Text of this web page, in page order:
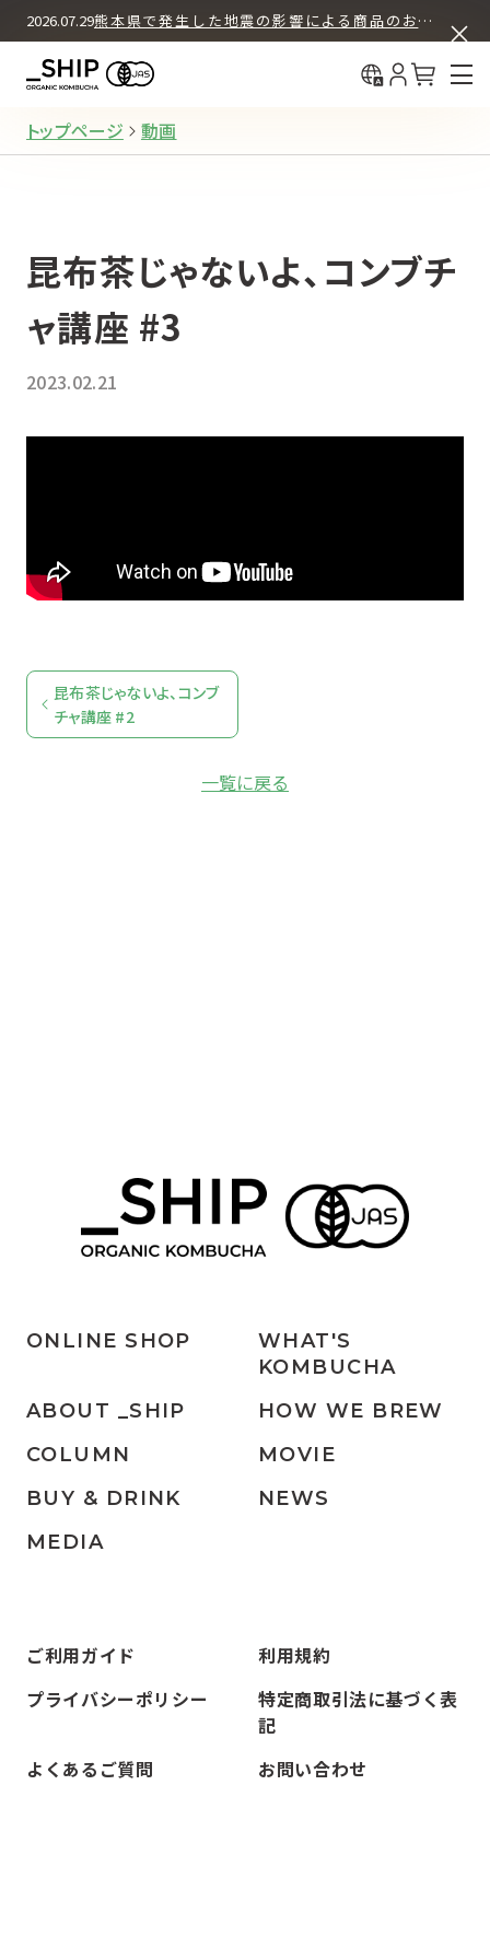
2026.07.29 熊本県で発生した地震の影響による商品のお届けについて
12本セット
12本セット
4本セット
REGULAR PRODUCTS
ORIGINAL
ユズ ヘッズ
シソ フューチャー
ホップ ブリーズ
What's KOMBUCHA
How We Brew
About _SHIP
COLUMN
BUY & DRINK
中国（简体
中國（繁體
トップページ 動画
昆布茶じゃないよ、コンブチ
ャ講座 #3
2023.02.21
昆布茶じゃないよ、コンブ
チャ講座 #2
一覧に戻る
ONLINE SHOP
WHAT'S
KOMBUCHA
ABOUT _SHIP
HOW WE BREW
COLUMN
MOVIE
BUY & DRINK
NEWS
MEDIA
ご利用ガイド
利用規約
プライバシーポリシー
特定商取引法に基づく表
記
よくあるご質問
お問い合わせ